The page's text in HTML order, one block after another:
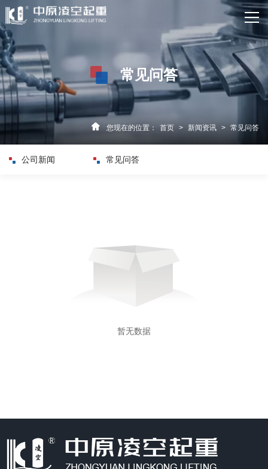
网站首页
关于我们
产品中心
新闻资讯
常见问答
您现在的位置： 首页 > 新闻资讯 > 常见问答
公司新闻 常见问答
暂无数据